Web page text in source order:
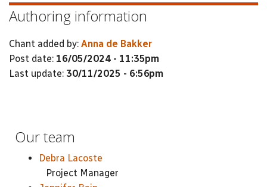
Authoring information
Chant added by: Anna de Bakker
Post date: 16/05/2024 - 11:35pm
Last update: 30/11/2025 - 6:56pm
Our team
Debra Lacoste
Project Manager